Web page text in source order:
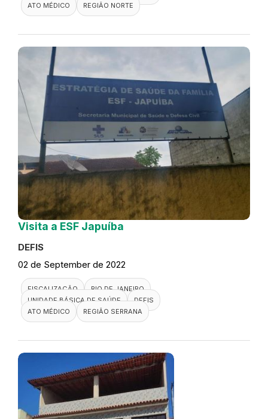
ATO MÉDICO
REGIÃO NORTE
Visita a ESF Japuíba
DEFIS
02 de September de 2022
FISCALIZAÇÃO
RIO DE JANEIRO
UNIDADE BÁSICA DE SAÚDE
DEFIS
ATO MÉDICO
REGIÃO SERRANA